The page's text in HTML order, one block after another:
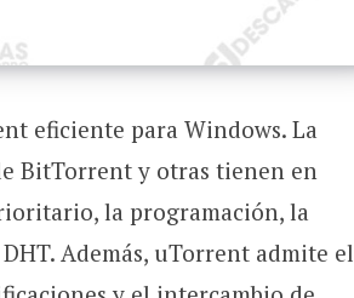
eficiente para Windows. La
BitTorrent y otras tienen en
la programación, la
Además, uTorrent admite el